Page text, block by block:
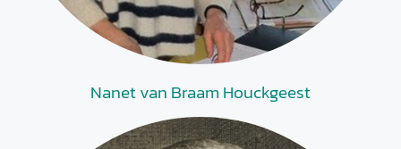
Nanet van Braam Houckgeest